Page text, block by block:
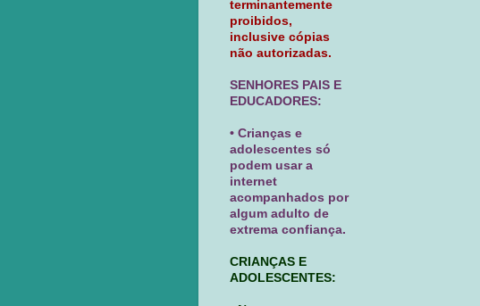
terminantemente
proibidos,
inclusive cópias
não autorizadas.
SENHORES PAIS E
EDUCADORES:
• Crianças e
adolescentes só
podem usar a
internet
acompanhados por
algum adulto de
extrema confiança.
CRIANÇAS E
ADOLESCENTES: